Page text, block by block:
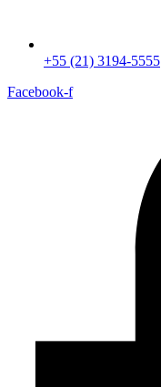
+55 (21) 3194-5555
Facebook-f